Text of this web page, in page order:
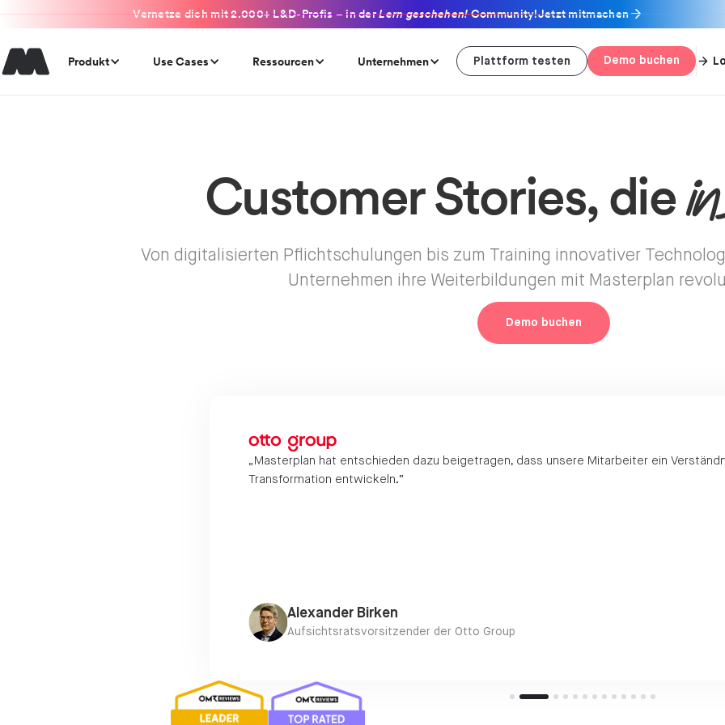
Vernetze dich mit 2.000+ L&D-Profis – in derLern geschehen!Community!Jetzt mitmachen
Produkt Use Cases Ressourcen Unternehmen Plattform testen Demo buchen
Customer Stories, die
Von digitalisierten Pflichtschulungen bis zum Training innovativer
Unternehmen ihre Weiterbildungen mit Masterplan
Demo buchen
„Masterplan hat entschieden dazu beigetragen, dass unsere Mitarbeiter ein
Transformation entwickeln.“
Alexander Birken
Aufsichtsratsvorsitzender der Otto Group
Slide 2 of 13.